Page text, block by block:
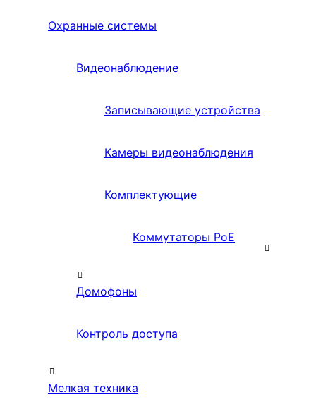
Охранные системы
Видеонаблюдение
Записывающие устройства
Камеры видеонаблюдения
Комплектующие
Коммутаторы PoE
Домофоны
Контроль доступа
Мелкая техника